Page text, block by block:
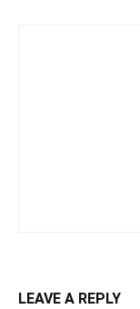
LEAVE A REPLY